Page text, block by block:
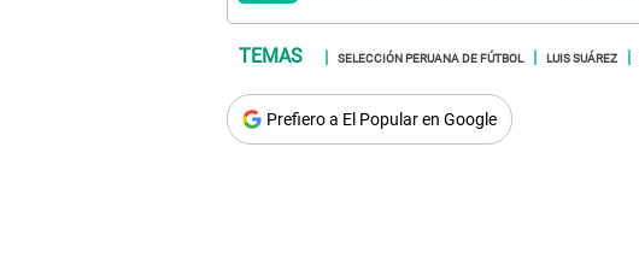
SELECCIÓN PERUANA DE FÚTBOL LUIS SUÁREZ
Prefiero a El Popular en Google